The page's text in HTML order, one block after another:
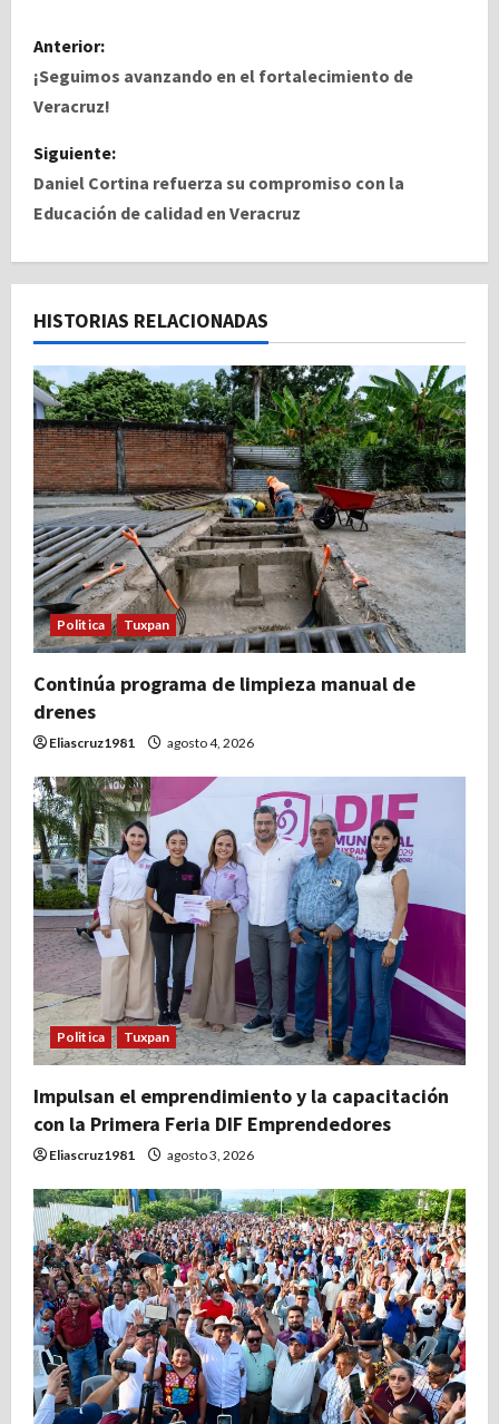
N
a
e
g
a
c
i
ó
n
d
e
e
n
t
r
a
d
a
s
Anterior:
¡Seguimos avanzando en el fortalecimiento de
Veracruz!
Siguiente:
Daniel Cortina refuerza su compromiso con la
Educación de calidad en Veracruz
HISTORIAS RELACIONADAS
Politica Tuxpan
Continúa programa de limpieza manual de
drenes
Eliascruz1981 agosto 4, 2026
Politica Tuxpan
Impulsan el emprendimiento y la capacitación
con la Primera Feria DIF Emprendedores
Eliascruz1981 agosto 3, 2026